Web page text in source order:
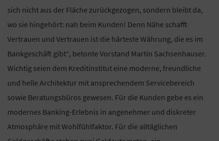
sich nicht aus der Fläche zurückgezogen, sondern bleibt da,
wo sie hingehört: nah beim Kunden! Denn Nähe schafft
Vertrauen und Vertrauen ist die härteste Währung, die es im
Bankgeschäft gibt“, betonte Vorstand Martin Sachsenhauser.
Wichtig seien dem Kreditinstitut eine moderne, freundliche
und helle Architektur mit ansprechendem Servicebereich
sowie Beratungsbüros gewesen. Für die Kunden gebe es ein
modernes Banking-Erlebnis in angenehmer und diskreter
Atmosphäre mit Wohlfühlfaktor. Für die alltäglichen